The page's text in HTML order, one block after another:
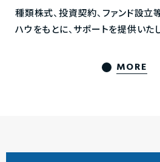
種類株式、投資契約、ファンド設立
ハウをもとに、サポートを提供いた
MORE